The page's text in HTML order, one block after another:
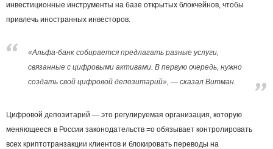
инвестиционные инструменты на базе открытых блокчейнов, чтобы
привлечь иностранных инвесторов.
«Альфа-банк собирается предлагать разные услуги,
связанные с цифровыми активами. В первую очередь, нужно
создать свой цифровой депозитарий», — сказал Витман.
Цифровой депозитарий — это регулируемая организация, которую
меняющееся в России законодательств =о обязывает контролировать
всех криптотранзакции клиентов и блокировать переводы на